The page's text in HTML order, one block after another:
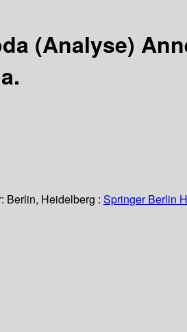
(Analyse)
Berlin, Heidelberg : Springer Berlin